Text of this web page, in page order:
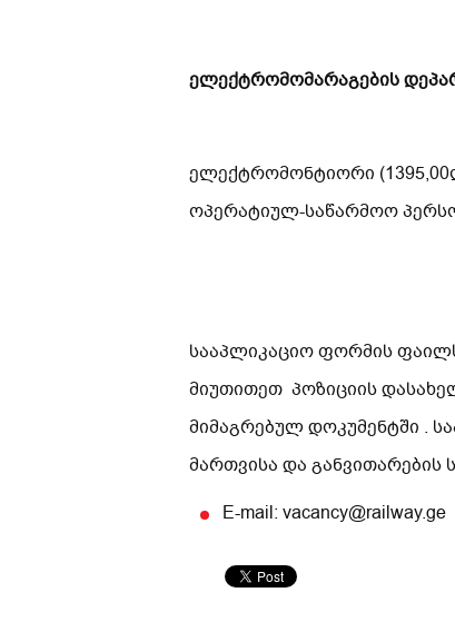
ელექტრომომარაგების
ელექტრომონტიორი
ოპერატიულ-საწარმოო
სააპლიკაციო ფორმის
მიუთითეთ პოზიციის
მიმაგრებულ დოკუმენტში .
მართვისა და
E-mail: vacancy@railway.ge